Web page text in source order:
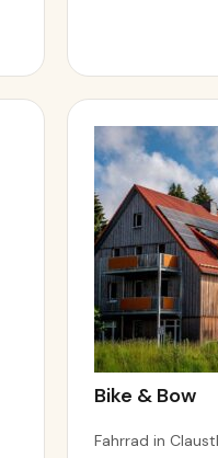
Bike & Bow
Fahrrad in